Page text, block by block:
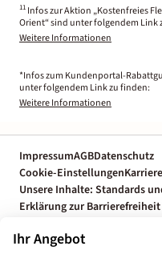
Ihr Angebot
11 Infos zur Aktion „Kostenfreies
Orient“ sind unter folgendem Link
Weitere Informationen
*Infos zum Kundenportal-
unter folgendem Link zu finden:
Weitere Informationen
ImpressumAGBDatenschutz
Cookie-EinstellungenKarriere
Unsere Inhalte: Standards
Erklärung zur Barrierefreiheit
Reiseexperten